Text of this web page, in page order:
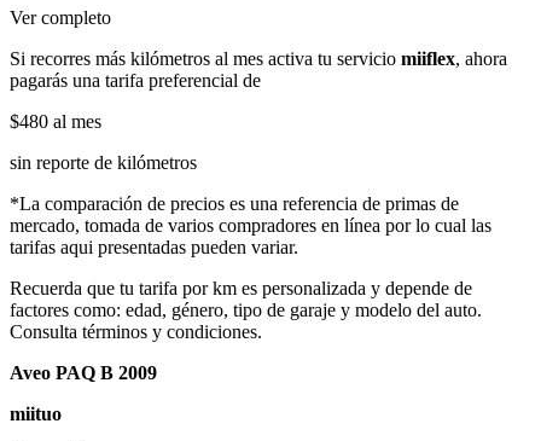
Ver completo
Si recorres más kilómetros al mes activa tu servicio miiflex, ahora
pagarás una tarifa preferencial de
$480 al mes
sin reporte de kilómetros
*La comparación de precios es una referencia de primas de
mercado, tomada de varios compradores en línea por lo cual las
tarifas aqui presentadas pueden variar.
Recuerda que tu tarifa por km es personalizada y depende de
factores como: edad, género, tipo de garaje y modelo del auto.
Consulta términos y condiciones.
Aveo PAQ B 2009
miituo